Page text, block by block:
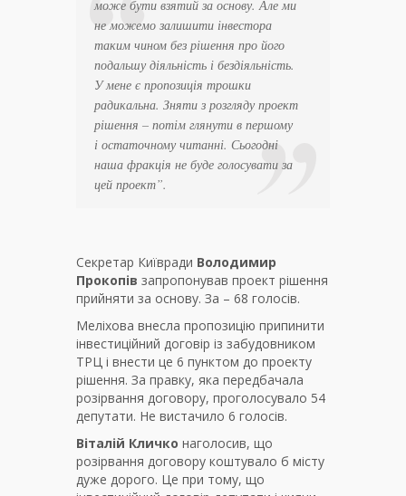
може бути взятий за основу. Але ми
не можемо залишити інвестора
таким чином без рішення про його
подальшу діяльність і бездіяльність.
У мене є пропозиція трошки
радикальна. Зняти з розгляду проект
рішення – потім глянути в першому
і остаточному читанні. Сьогодні
наша фракція не буде голосувати за
цей проект”.
Секретар Київради Володимир
Прокопів запропонував проект рішення
прийняти за основу. За – 68 голосів.
Меліхова внесла пропозицію припинити
інвестиційний договір із забудовником
ТРЦ і внести це 6 пунктом до проекту
рішення. За правку, яка передбачала
розірвання договору, проголосувало 54
депутати. Не вистачило 6 голосів.
Віталій Кличко наголосив, що
розірвання договору коштувало б місту
дуже дорого. Це при тому, що